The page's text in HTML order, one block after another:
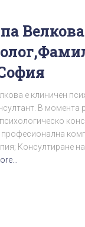
е клиничен
В момента
психологическо
Консултиране